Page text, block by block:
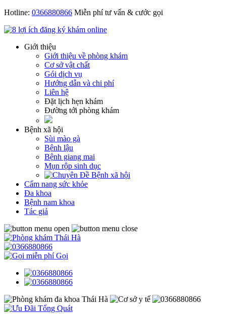
Hotline: 0366880866 Miễn phí tư vấn & cước gọi
Giới thiệu
Giới thiệu về phòng khám
Cơ sở vật chất
Gói dịch vụ
Hướng dẫn và chi phí
Liên hệ
Đặt lịch hẹn khám
Đường tới phòng khám
Bệnh xã hội
Sùi mào gà
Bệnh lậu
Bệnh giang mai
Mụn rộp sinh dục
Cẩm nang sức khỏe
Đa khoa
Bệnh nam khoa
Tác giả
Gọi